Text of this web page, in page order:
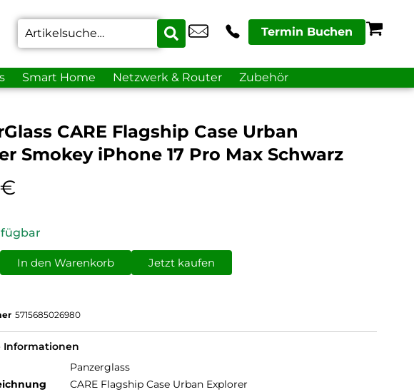
Termin Buchen
Smart Home Netzwerk & Router Zubehör
CARE Flagship Case Urban
Smokey iPhone 17 Pro Max Schwarz
€
In den Warenkorb Jetzt kaufen
5715685026980
Informationen
Panzerglass
CARE Flagship Case Urban Explorer